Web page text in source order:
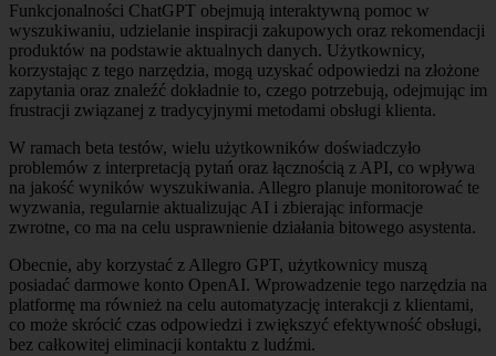
Funkcjonalności ChatGPT obejmują interaktywną pomoc w
wyszukiwaniu, udzielanie inspiracji zakupowych oraz rekomendacji
produktów na podstawie aktualnych danych. Użytkownicy,
korzystając z tego narzędzia, mogą uzyskać odpowiedzi na złożone
zapytania oraz znaleźć dokładnie to, czego potrzebują, odejmując im
frustracji związanej z tradycyjnymi metodami obsługi klienta.
W ramach beta testów, wielu użytkowników doświadczyło
problemów z interpretacją pytań oraz łącznością z API, co wpływa
na jakość wyników wyszukiwania. Allegro planuje monitorować te
wyzwania, regularnie aktualizując AI i zbierając informacje
zwrotne, co ma na celu usprawnienie działania bitowego asystenta.
Obecnie, aby korzystać z Allegro GPT, użytkownicy muszą
posiadać darmowe konto OpenAI. Wprowadzenie tego narzędzia na
platformę ma również na celu automatyzację interakcji z klientami,
co może skrócić czas odpowiedzi i zwiększyć efektywność obsługi,
bez całkowitej eliminacji kontaktu z ludźmi.